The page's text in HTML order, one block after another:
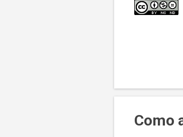
Como